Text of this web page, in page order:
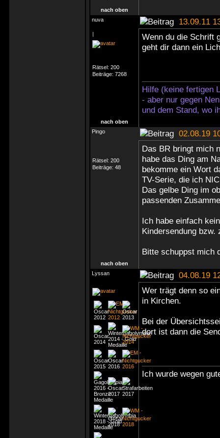
nach oben
nuva
13.09.11
|
Rätsel: 200
Beiträge: 7268
Wenn du die Schrift
geht dir dann ein
Hilfe (keine fertigen
- aber nur gegen
und dem Stand, wo
nach oben
Pingo
02.08.19
Rätsel: 200
Beiträge: 48
Das BR bringt mich
habe das Ding am
bekomme ein Wort
TV-Serie, die ich
Das gelbe Ding im
passenden
Ich habe einfach
Kindersendung
Bitte schuppst mich
nach oben
Lyssan
04.08.19
Wer trägt denn so
in Kirchen.
Bei der
dort ist dann die
Ich wurde wegen